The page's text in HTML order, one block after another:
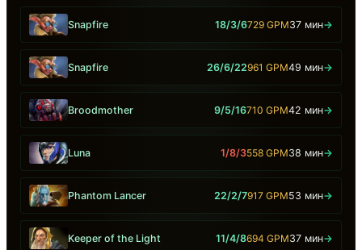
Snapfire 18/3/6729 GPM37 мин→
Snapfire 26/6/22961 GPM49 мин→
Broodmother 9/5/16710 GPM42 мин→
Luna 1/8/3558 GPM38 мин→
Phantom Lancer 22/2/7917 GPM53 мин→
Keeper of the Light 11/4/8694 GPM37 мин→